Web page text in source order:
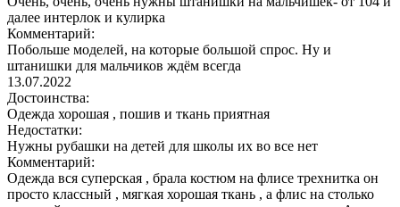
далее интерлок и кулирка
Комментарий:
Побольше моделей, на которые большой спрос. Ну и
штанишки для мальчиков ждём всегда
13.07.2022
Достоинства:
Одежда хорошая , пошив и ткань приятная
Недостатки:
Нужны рубашки на детей для школы их во все нет
Комментарий:
Одежда вся суперская , брала костюм на флисе трехнитка он
просто классный , мягкая хорошая ткань , а флис на столько